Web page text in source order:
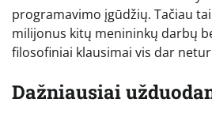
programavimo įgūdžių. Tačiau
milijonus kitų menininkų darbų
filosofiniai klausimai vis dar
Dažniausiai